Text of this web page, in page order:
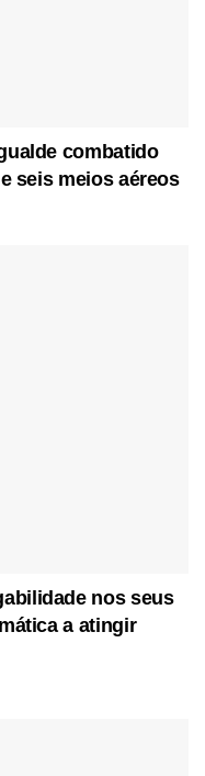
combatido
seis meios aéreos
nos seus
a atingir